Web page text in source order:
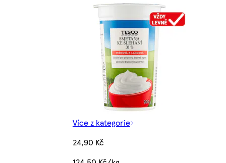
Více z kategorie
24,90 Kč